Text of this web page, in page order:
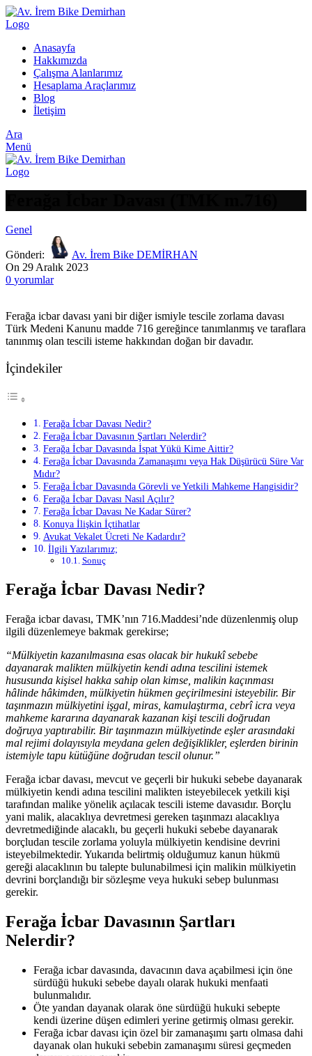
Anasayfa
Hakkımızda
Çalışma Alanlarımız
Hesaplama Araçlarımız
Blog
İletişim
Ara
Menü
Genel
Gönderi:
Av. İrem Bike DEMİRHAN
On 29 Aralık 2023
0 yorumlar
Ferağa icbar davası yani bir diğer ismiyle tescile zorlama davası
Türk Medeni Kanunu madde 716 gereğince tanımlanmış ve taraflara
tanınmış olan tescili isteme hakkından doğan bir davadır.
İçindekiler
Ferağa İcbar Davası Nedir?
Ferağa İcbar Davasının Şartları Nelerdir?
Ferağa İcbar Davasında İspat Yükü Kime Aittir?
Ferağa İcbar Davasında Zamanaşımı veya Hak Düşürücü Süre Var
Mıdır?
Ferağa İcbar Davasında Görevli ve Yetkili Mahkeme Hangisidir?
Ferağa İcbar Davası Nasıl Açılır?
Ferağa İcbar Davası Ne Kadar Sürer?
Konuya İlişkin İçtihatlar
Avukat Vekalet Ücreti Ne Kadardır?
İlgili Yazılarımız;
Sonuç
Ferağa İcbar Davası Nedir?
Ferağa icbar davası, TMK’nın 716.Maddesi’nde düzenlenmiş olup
ilgili düzenlemeye bakmak gerekirse;
“Mülkiyetin kazanılmasına esas olacak bir hukukî sebebe
dayanarak malikten mülkiyetin kendi adına tescilini istemek
hususunda kişisel hakka sahip olan kimse, malikin kaçınması
hâlinde hâkimden, mülkiyetin hükmen geçirilmesini isteyebilir. Bir
taşınmazın mülkiyetini işgal, miras, kamulaştırma, cebrî icra veya
mahkeme kararına dayanarak kazanan kişi tescili doğrudan
doğruya yaptırabilir. Bir taşınmazın mülkiyetinde eşler arasındaki
mal rejimi dolayısıyla meydana gelen değişiklikler, eşlerden birinin
istemiyle tapu kütüğüne doğrudan tescil olunur.”
Ferağa icbar davası, mevcut ve geçerli bir hukuki sebebe dayanarak
mülkiyetin kendi adına tescilini malikten isteyebilecek yetkili kişi
tarafından malike yönelik açılacak tescili isteme davasıdır. Borçlu
yani malik, alacaklıya devretmesi gereken taşınmazı alacaklıya
devretmediğinde alacaklı, bu geçerli hukuki sebebe dayanarak
borçludan tescile zorlama yoluyla mülkiyetin kendisine devrini
isteyebilmektedir. Yukarıda belirtmiş olduğumuz kanun hükmü
gereği alacaklının bu talepte bulunabilmesi için malikin mülkiyetin
devrini borçlandığı bir sözleşme veya hukuki sebep bulunması
gerekir.
Ferağa İcbar Davasının Şartları
Nelerdir?
Ferağa icbar davasında, davacının dava açabilmesi için öne
sürdüğü hukuki sebebe dayalı olarak hukuki menfaati
bulunmalıdır.
Öte yandan dayanak olarak öne sürdüğü hukuki sebepte
kendi üzerine düşen edimleri yerine getirmiş olması gerekir.
Ferağa icbar davası için özel bir zamanaşımı şartı olmasa dahi
dayanak olan hukuki sebebin zamanaşımı süresi geçmeden